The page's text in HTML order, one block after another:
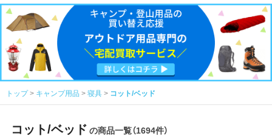
トップ キャンプ用品 寝具 コット/ベッド
コット/ベッド の商品一覧（1694件）